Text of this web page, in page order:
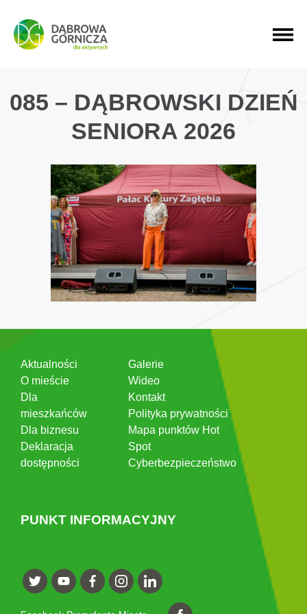
PRZEJDŹ DO MENU GŁÓWNEGO
PRZEJDŹ DO WYSZUKIWARKI
PRZEJDŹ DO TREŚCI
085 – DĄBROWSKI DZIEŃ
SENIORA 2026
Aktualności
O mieście
Dla
mieszkańców
Dla biznesu
Deklaracja
dostępności
Galerie
Wideo
Kontakt
Polityka prywatności
Mapa punktów Hot
Spot
Cyberbezpieczeństwo
PUNKT INFORMACYJNY